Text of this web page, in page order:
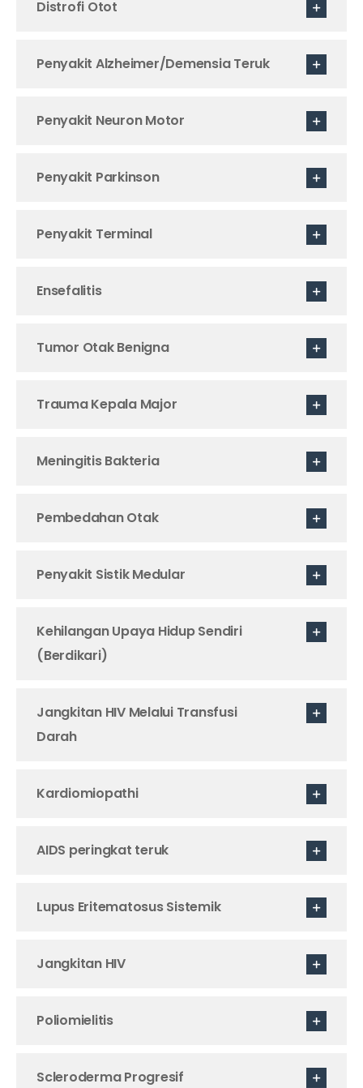
Distrofi Otot
Penyakit Alzheimer/Demensia Teruk
Penyakit Neuron Motor
Penyakit Parkinson
Penyakit Terminal
Ensefalitis
Tumor Otak Benigna
Trauma Kepala Major
Meningitis Bakteria
Pembedahan Otak
Penyakit Sistik Medular
Kehilangan Upaya Hidup Sendiri
(Berdikari)
Jangkitan HIV Melalui Transfusi
Darah
Kardiomiopathi
AIDS peringkat teruk
Lupus Eritematosus Sistemik
Jangkitan HIV
Poliomielitis
Scleroderma Progresif